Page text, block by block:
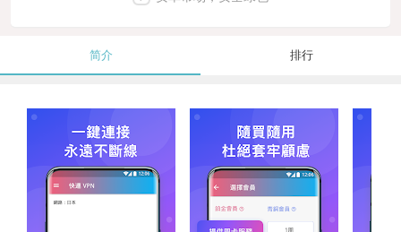
简介 排行